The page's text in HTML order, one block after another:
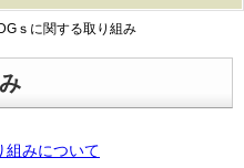
ｓに関する取り組み
組みについて